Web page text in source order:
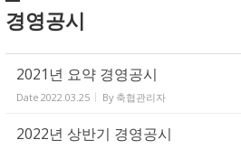
경영공시
2021년 요약 경영공시
Date 2022.03.25 By 축협관리자
2022년 상반기 경영공시